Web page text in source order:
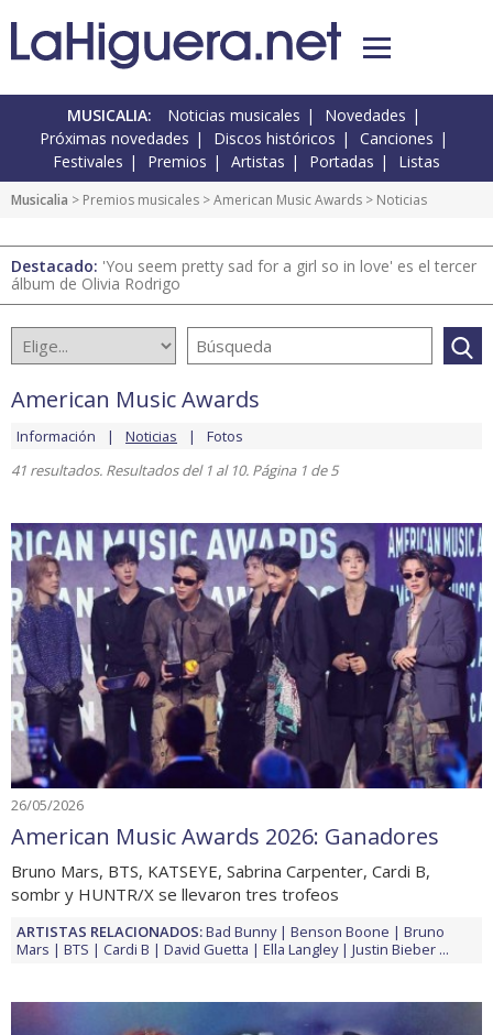
MUSICALIA: Noticias musicales
Novedades
Próximas novedades
Discos históricos
Canciones
Festivales
Premios Artistas Portadas Listas
Musicalia > Premios musicales >American Music Awards > Noticias
Destacado: 'You seem pretty sad for a girl so in love' es el tercer
álbum de Olivia Rodrigo
American Music Awards
Información Noticias
Fotos
41 resultados. Resultados del 1 al 10. Página 1 de 5
26/05/2026
American Music Awards 2026: Ganadores
Bruno Mars, BTS, KATSEYE, Sabrina Carpenter, Cardi B,
sombr y HUNTR/X se llevaron tres trofeos
ARTISTAS RELACIONADOS:Bad Bunny Benson Boone
Bruno
Mars
BTS Cardi B David Guetta Ella Langley Justin Bieber ...